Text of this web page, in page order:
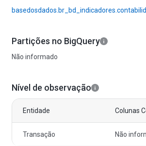
Partições no BigQuery
Não informado
Nível de observação
Entidade Colunas
Transação Não